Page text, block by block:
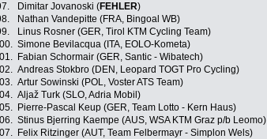
Dimitar Jovanoski (FEHLER)
Nathan Vandepitte (FRA, Bingoal WB)
Linus Rosner (GER, Tirol KTM Cycling Team)
Simone Bevilacqua (ITA, EOLO-Kometa)
Fabian Schormair (GER, Santic - Wibatech)
Andreas Stokbro (DEN, Leopard TOGT Pro Cycling)
Artur Sowinski (POL, Voster ATS Team)
Aljaž Turk (SLO, Adria Mobil)
Pierre-Pascal Keup (GER, Team Lotto - Kern Haus)
Stinus Bjerring Kaempe (AUS, WSA KTM Graz p/b Leomo)
Felix Ritzinger (AUT, Team Felbermayr - Simplon Wels)